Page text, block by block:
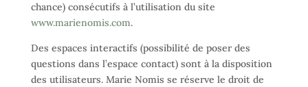
chance) consécutifs à l’utilisation du site
www.marienomis.com.
Des espaces interactifs (possibilité de poser des
questions dans l’espace contact) sont à la disposition
des utilisateurs. Marie Nomis se réserve le droit de